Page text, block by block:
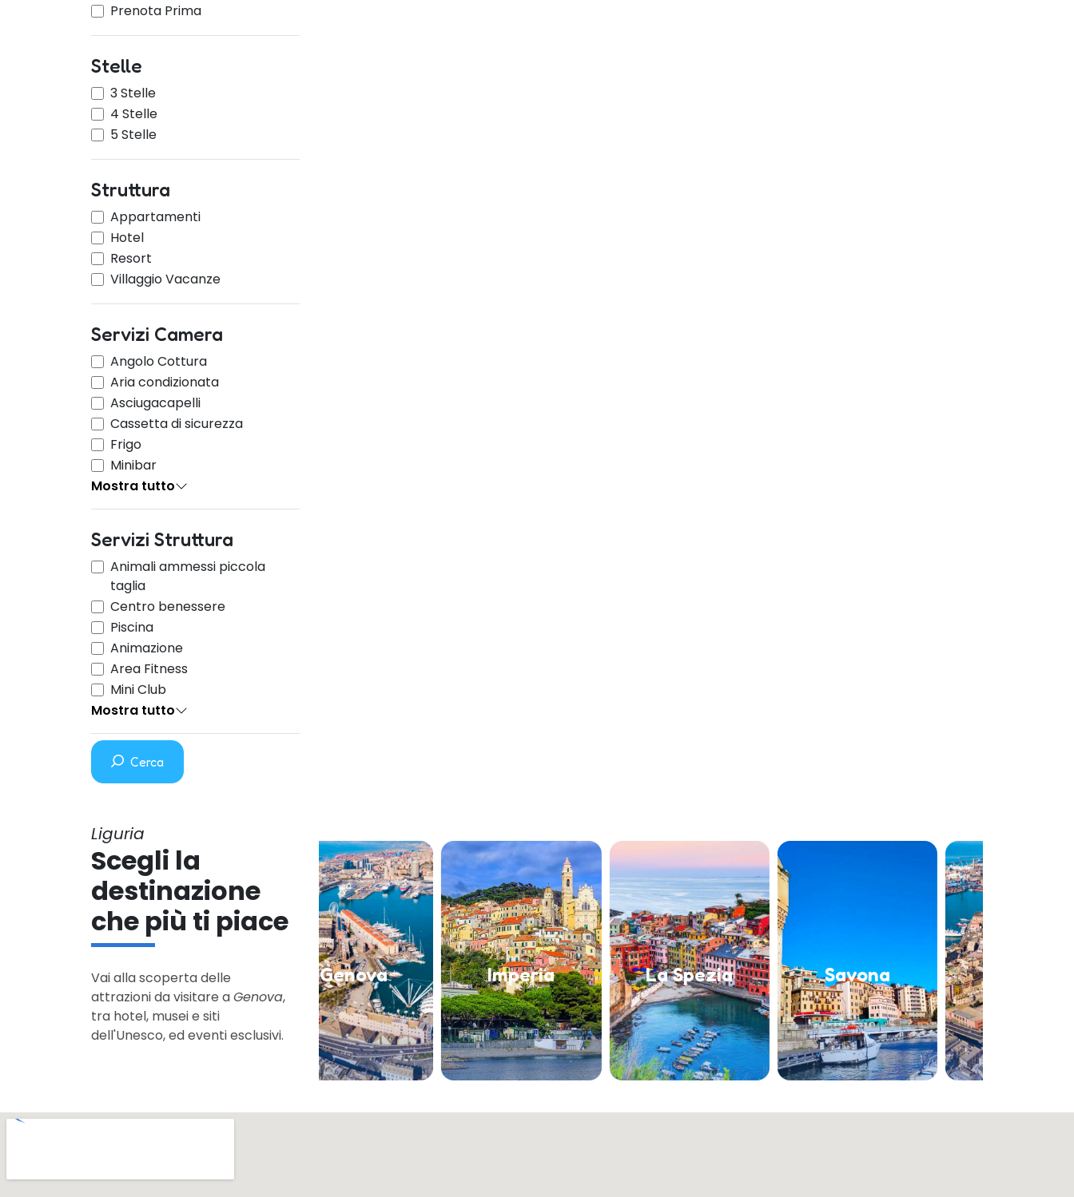
Prenota Prima
Stelle
3 Stelle
4 Stelle
5 Stelle
Struttura
Appartamenti
Hotel
Resort
Villaggio Vacanze
Servizi Camera
Angolo Cottura
Aria condizionata
Asciugacapelli
Cassetta di sicurezza
Frigo
Minibar
Mostra tutto
Servizi Struttura
Animali ammessi piccola
taglia
Centro benessere
Piscina
Animazione
Area Fitness
Mini Club
Mostra tutto
Cerca
Liguria
Scegli la
destinazione
che più ti piace
Vai alla scoperta delle
attrazioni da visitare aGenova,
tra hotel, musei e siti
dell'Unesco, ed eventi esclusivi.
Savona Genova Imperia La Spezia Savona Genova